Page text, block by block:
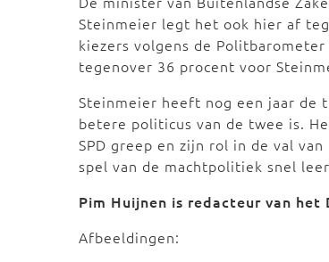
Steinmeier legt het ook hier af
kiezers volgens de
tegenover 36 procent voor
Steinmeier heeft nog een jaar de
betere politicus van de twee is.
SPD greep en zijn rol in de val
spel van de machtpolitiek snel
Pim Huijnen is redacteur van het
Afbeeldingen: